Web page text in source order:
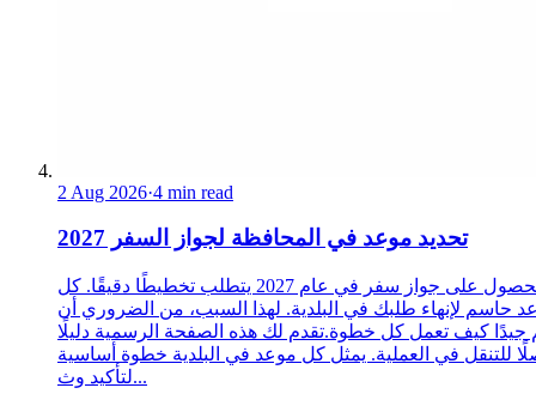
2 Aug 2026·4 min read
تحديد موعد في المحافظة لجواز السفر 2027
الحصول على جواز سفر في عام 2027 يتطلب تخطيطًا دقيقًا. كل
حاسم لإنهاء طلبك في البلدية. لهذا السبب، من الضروري أن
جيدًا كيف تعمل كل خطوة.تقدم لك هذه الصفحة الرسمية دليلًا
للتنقل في العملية. يمثل كل موعد في البلدية خطوة أساسية
لتأكيد وث...